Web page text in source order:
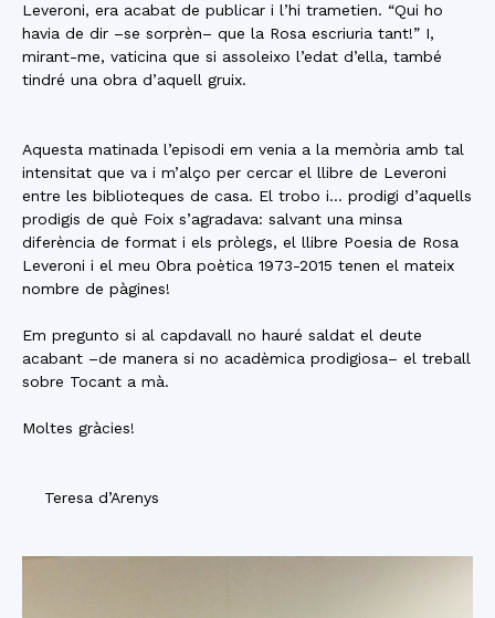
Leveroni, era acabat de publicar i l’hi trametien. “Qui ho
havia de dir –se sorprèn– que la Rosa escriuria tant!” I,
mirant-me, vaticina que si assoleixo l’edat d’ella, també
tindré una obra d’aquell gruix.
Aquesta matinada l’episodi em venia a la memòria amb tal
intensitat que va i m’alço per cercar el llibre de Leveroni
entre les biblioteques de casa. El trobo i… prodigi d’aquells
prodigis de què Foix s’agradava: salvant una minsa
diferència de format i els pròlegs, el llibre Poesia de Rosa
Leveroni i el meu Obra poètica 1973-2015 tenen el mateix
nombre de pàgines!
Em pregunto si al capdavall no hauré saldat el deute
acabant –de manera si no acadèmica prodigiosa– el treball
sobre Tocant a mà.
Moltes gràcies!
Teresa d’Arenys